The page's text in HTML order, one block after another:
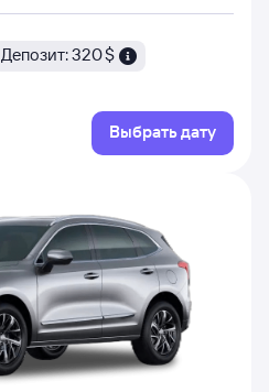
Депозит: 320 $
Выбрать дату